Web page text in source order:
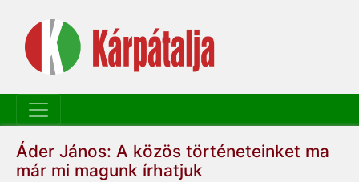
Áder János: A közös történeteinket ma
már mi magunk írhatjuk